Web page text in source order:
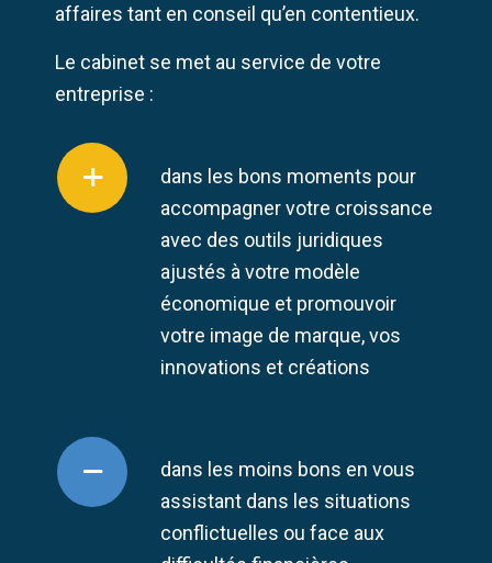
affaires tant en conseil qu’en contentieux.
Le cabinet se met au service de votre
entreprise :
dans les bons moments pour
accompagner votre croissance
avec des outils juridiques
ajustés à votre modèle
économique et promouvoir
votre image de marque, vos
innovations et créations
dans les moins bons en vous
assistant dans les situations
conflictuelles ou face aux